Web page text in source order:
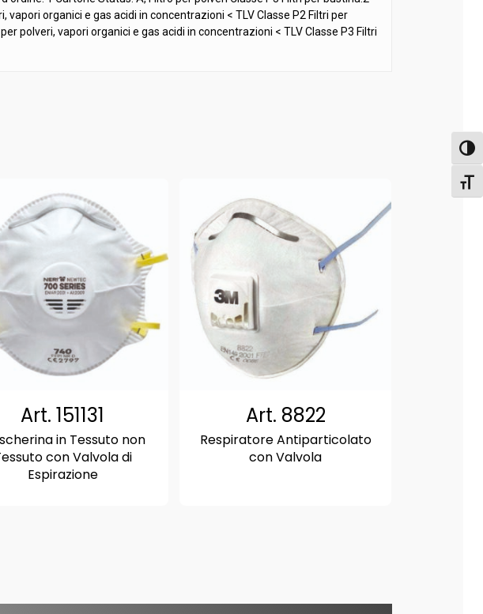
vapori organici e gas acidi in concentrazioni < TLV Classe P2 Filtri per
per polveri, vapori organici e gas acidi in concentrazioni < TLV Classe P3 Filtri
Art. 151131
in Tessuto non
con Valvola di
Espirazione
Art. 8822
Respiratore Antiparticolato
con Valvola